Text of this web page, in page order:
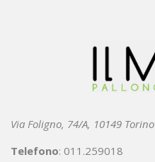
Via Foligno, 74/A, 10149 Torino
Telefono: 011.259018